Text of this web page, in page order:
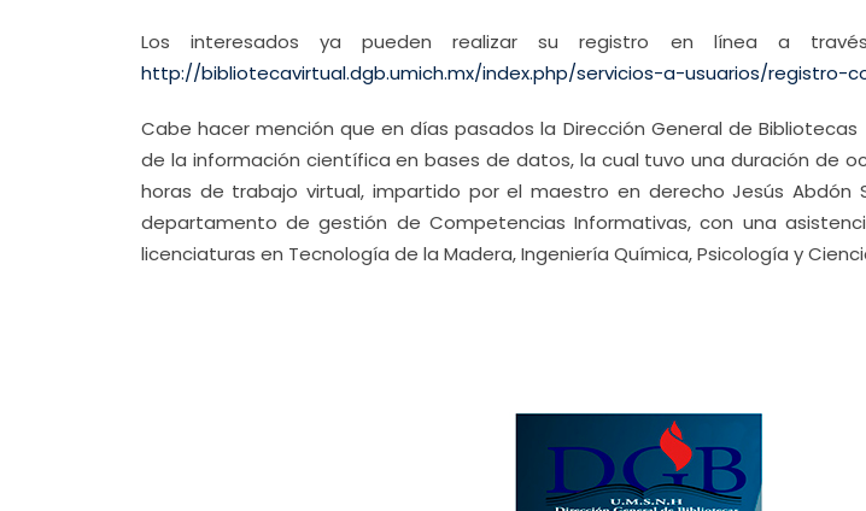
Los interesados ya pueden realizar su registro en línea a
http://bibliotecavirtual.dgb.umich.mx/index.php/servicios-a-usuarios/registro-
Cabe hacer mención que en días pasados la Dirección General de
de la información científica en bases de datos, la cual tuvo una duración de
horas de trabajo virtual, impartido por el maestro en derecho Jesús Abdón
departamento de gestión de Competencias Informativas, con una
licenciaturas en Tecnología de la Madera, Ingeniería Química, Psicología y